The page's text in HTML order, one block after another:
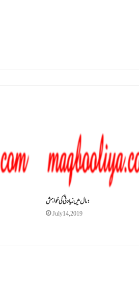
مال میں زیادتی کی خواہش:
July 14, 2019